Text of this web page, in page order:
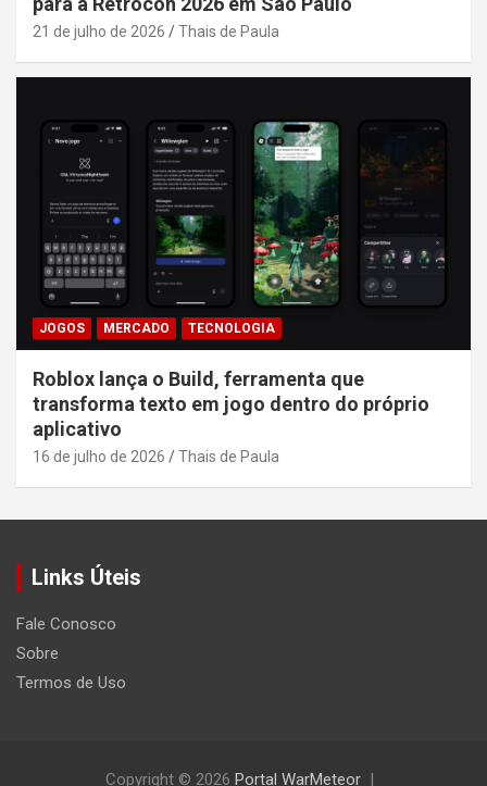
21 de julho de 2026 Thais de Paula
JOGOS MERCADO TECNOLOGIA
Roblox lança o Build, ferramenta que
transforma texto em jogo dentro do próprio
aplicativo
16 de julho de 2026 Thais de Paula
Links Úteis
Fale Conosco
Sobre
Termos de Uso
Copyright © 2026 Portal WarMeteor